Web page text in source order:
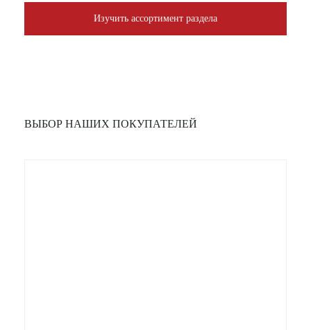
Изучить ассортимент раздела
ВЫБОР НАШИХ ПОКУПАТЕЛЕЙ